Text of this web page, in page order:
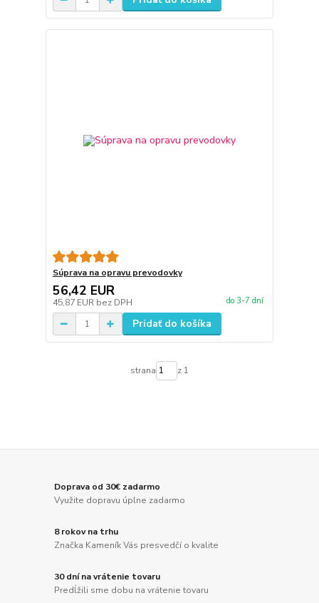
Súprava na opravu prevodovky
56,42 EUR
45,87 EUR bez DPH do 3-7 dní
Pridať do košíka
strana z 1
Doprava od 30€ zadarmo
Využite dopravu úplne zadarmo
8 rokov na trhu
Značka Kameník Vás presvedčí o kvalite
30 dní na vrátenie tovaru
Predĺžili sme dobu na vrátenie tovaru